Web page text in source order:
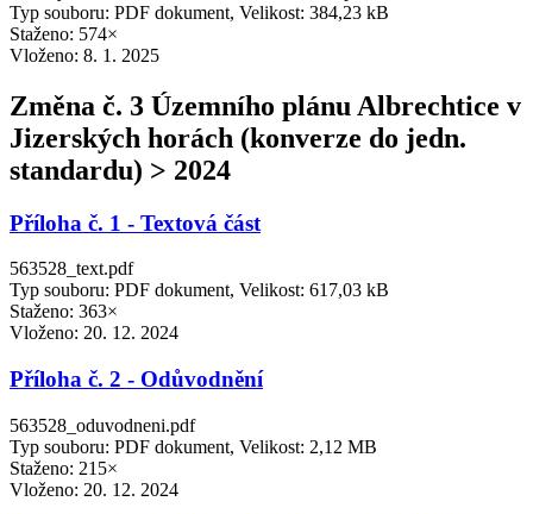
Typ souboru: PDF dokument, Velikost: 384,23 kB
Staženo: 574×
Vloženo: 8. 1. 2025
Změna č. 3 Územního plánu Albrechtice v
Jizerských horách (konverze do jedn.
standardu) > 2024
Příloha č. 1 - Textová část
563528_text.pdf
Typ souboru: PDF dokument, Velikost: 617,03 kB
Staženo: 363×
Vloženo: 20. 12. 2024
Příloha č. 2 - Odůvodnění
563528_oduvodneni.pdf
Typ souboru: PDF dokument, Velikost: 2,12 MB
Staženo: 215×
Vloženo: 20. 12. 2024